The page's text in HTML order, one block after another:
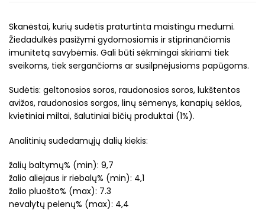
Skanėstai, kurių sudėtis praturtinta maistingu medumi.
Žiedadulkės pasižymi gydomosiomis ir stiprinančiomis
imunitetą savybėmis. Gali būti sėkmingai skiriami tiek
sveikoms, tiek sergančioms ar susilpnėjusioms papūgoms.
Sudėtis: geltonosios soros, raudonosios soros, lukštentos
avižos, raudonosios sorgos, linų sėmenys, kanapių sėklos,
kvietiniai miltai, šalutiniai bičių produktai (1%).
Analitinių sudedamųjų dalių kiekis:
žalių baltymų% (min): 9,7
žalio aliejaus ir riebalų% (min): 4,1
žalio pluošto% (max): 7.3
nevalytų pelenų% (max): 4,4